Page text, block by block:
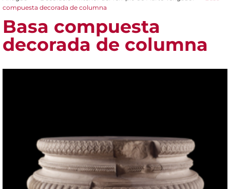
compuesta decorada de columna
Basa compuesta
decorada de columna